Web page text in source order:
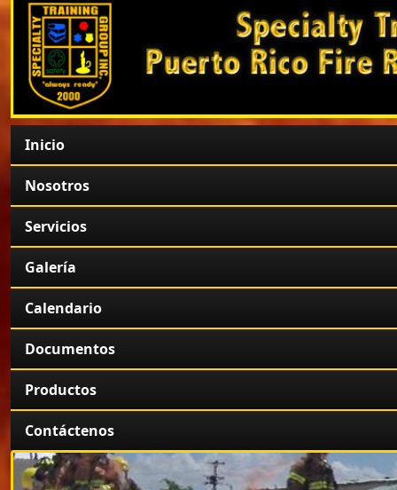
Inicio
Nosotros
Servicios
Galería
Calendario
Documentos
Productos
Contáctenos